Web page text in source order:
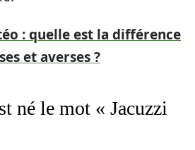
: quelle est la différence
et averses ?
né le mot « Jacuzzi